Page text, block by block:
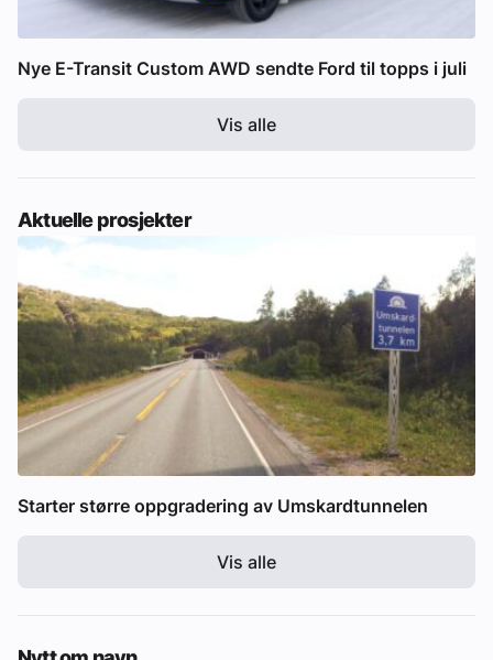
Nye E-Transit Custom AWD sendte Ford til topps i juli
Vis alle
Aktuelle prosjekter
Starter større oppgradering av Umskardtunnelen
Vis alle